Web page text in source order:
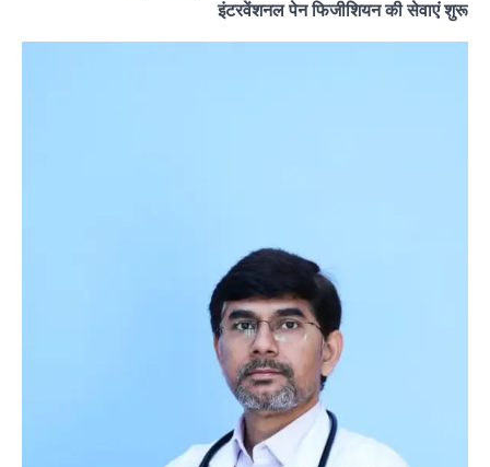
इंटरवेंशनल पेन फिजीशियन की सेवाएं शुरू